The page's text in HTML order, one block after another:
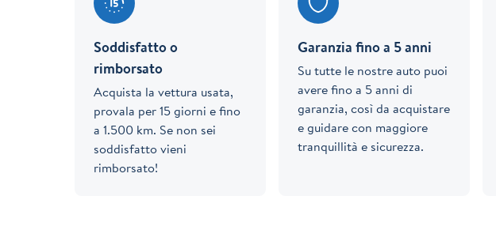
Soddisfatto o
rimborsato
Acquista la vettura usata,
provala per 15 giorni e fino
a 1.500 km. Se non sei
soddisfatto vieni
rimborsato!
Garanzia fino a 5 anni
Su tutte le nostre auto puoi
avere fino a 5 anni di
garanzia, così da acquistare
e guidare con maggiore
tranquillità e sicurezza.